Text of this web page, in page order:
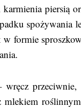
piersią
spożywania
formie
przeciwnie,
mlekiem